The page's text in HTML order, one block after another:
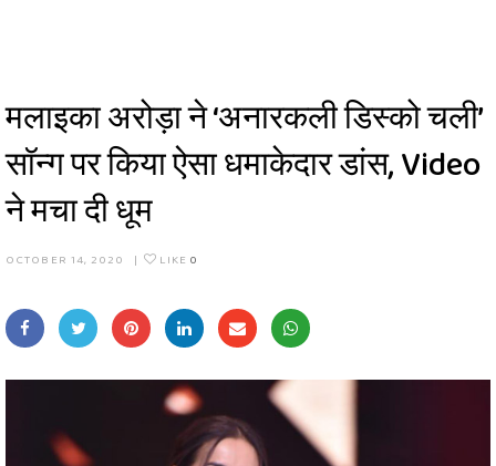
मलाइका अरोड़ा ने ‘अनारकली डिस्को चली’
सॉन्ग पर किया ऐसा धमाकेदार डांस, Video
ने मचा दी धूम
OCTOBER 14, 2020 | LIKE 0